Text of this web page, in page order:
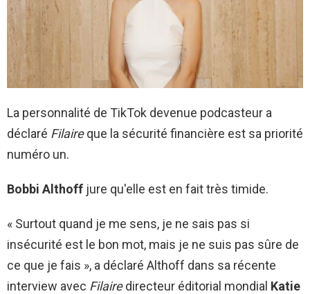
La personnalité de TikTok devenue podcasteur a
déclaré Filaireque la sécurité financière est sa priorité
numéro un.
Bobbi Althoff jure qu'elle est en fait très timide.
« Surtout quand je me sens, je ne sais pas si
insécurité est le bon mot, mais je ne suis pas sûre de
ce que je fais », a déclaré Althoff dans sa récente
interview avec Filairedirecteur éditorial mondial Katie